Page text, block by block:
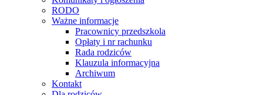
RODO
Ważne informacje
Pracownicy przedszkola
Opłaty i nr rachunku
Rada rodziców
Klauzula informacyjna
Archiwum
Kontakt